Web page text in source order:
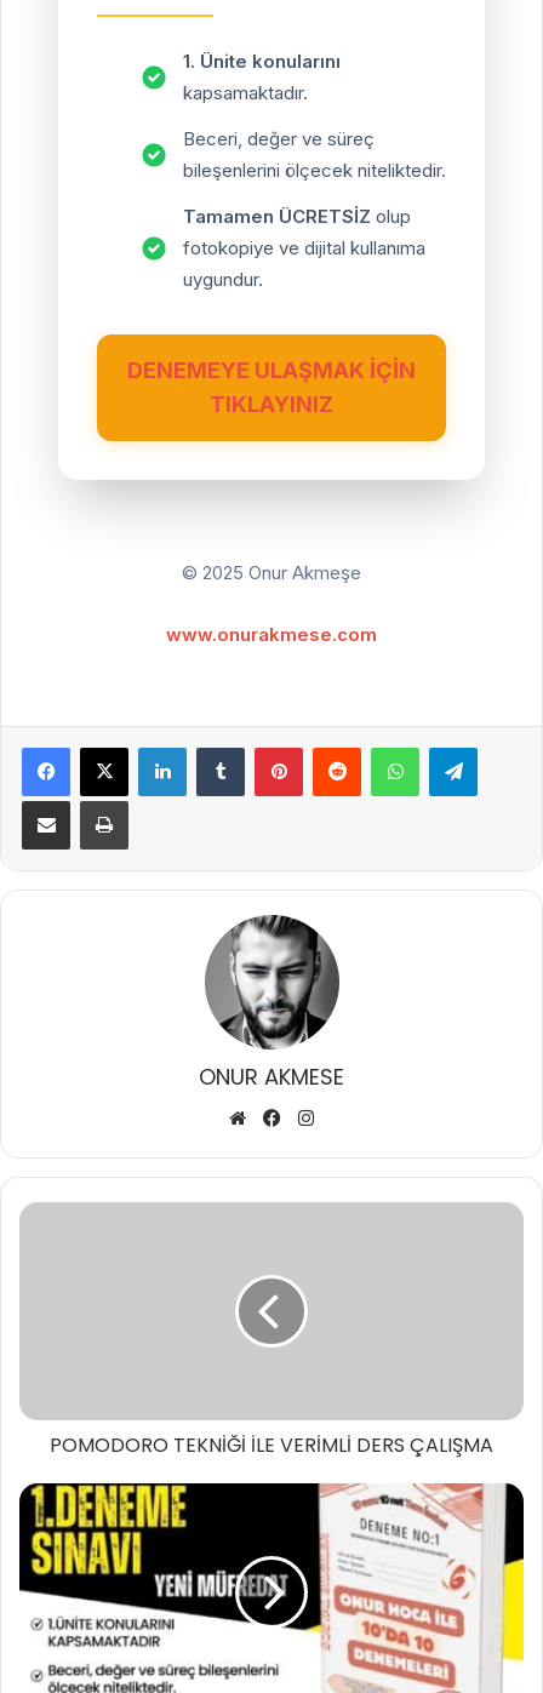
1. Ünite konularını
kapsamaktadır.
Beceri, değer ve süreç
bileşenlerini ölçecek niteliktedir.
Tamamen ÜCRETSİZ olup
fotokopiye ve dijital kullanıma
uygundur.
DENEMEYE ULAŞMAK İÇİN
TIKLAYINIZ
© 2025 Onur Akmeşe
www.onurakmese.com
Facebook
X LinkedIn Tumblr Pinterest Reddit WhatsApp
E-Posta ile paylaş Yazdır
ONUR AKMESE
Web
Facebook
POMODORO TEKNİĞİ İLE VERİMLİ DERS ÇALIŞMA